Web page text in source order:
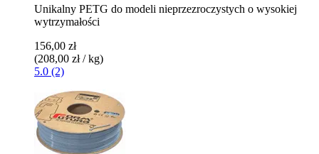
Unikalny PETG do modeli nieprzezroczystych o wysokiej
wytrzymałości
156,00 zł
(208,00 zł / kg)
5.0 (2)